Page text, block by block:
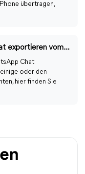
übertragen,
Wie kann man einen WhatsApp Chat exportieren vom iPhone?
Chat
oder den
hier finden Sie